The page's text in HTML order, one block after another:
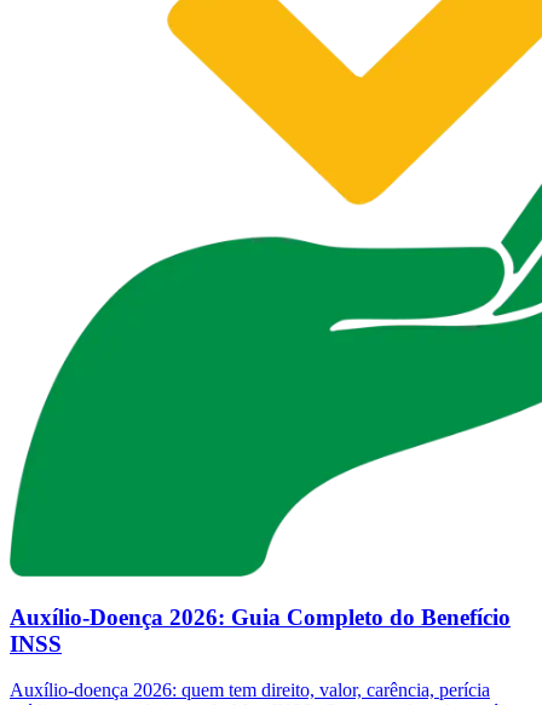
Auxílio-Doença 2026: Guia Completo do Benefício
INSS
Auxílio-doença 2026: quem tem direito, valor, carência, perícia